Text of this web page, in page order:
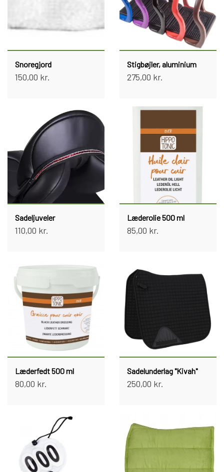
Snoregjord
150,00 kr.
Stigbøjler, aluminium
275,00 kr.
Sadeljuveler
110,00 kr.
Læderolie 500 ml
85,00 kr.
Læderfedt 500 ml
80,00 kr.
Sadelunderlag "Kivah"
250,00 kr.